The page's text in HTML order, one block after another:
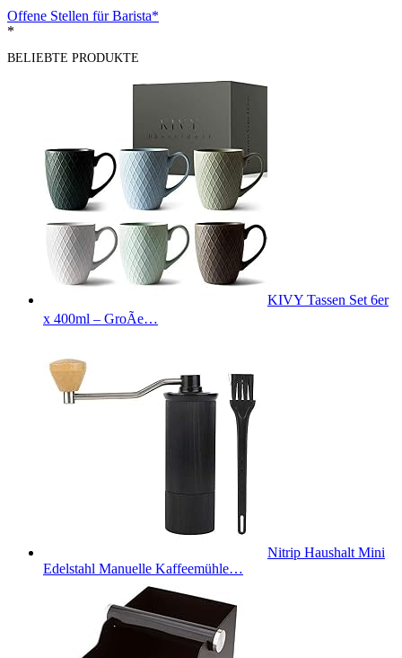
Offene Stellen für Barista*
*
BELIEBTE PRODUKTE
KIVY Tassen Set 6er
x 400ml – GroÃe…
Nitrip Haushalt Mini
Edelstahl Manuelle Kaffeemühle…